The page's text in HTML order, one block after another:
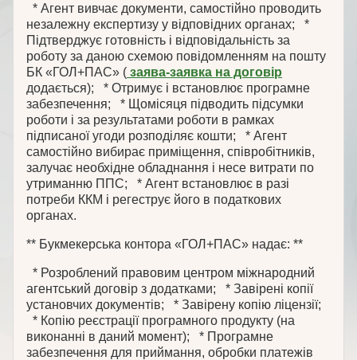
* Агент вивчає документи, самостійно проводить
незалежну експертизу у відповідних органах; *
Підтверджує готовність і відповідальність за
роботу за даною схемою повідомленням на пошту
БК «ГОЛ+ПАС» ( заява-заявка на договір
додається); * Отримує і встановлює програмне
забезпечення; * Щомісяця підводить підсумки
роботи і за результатами роботи в рамках
підписаної угоди розподіляє кошти; * Агент
самостійно вибирає приміщення, співробітників,
залучає необхідне обладнання і несе витрати по
утриманню ППС; * Агент встановлює в разі
потреби ККМ і регеструє його в податкових
органах.
** Букмекерська контора «ГОЛ+ПАС» надає: **
* Розроблений правовим центром міжнародний
агентський договір з додатками; * Завірені копії
установчих документів; * Завірену копію ліцензії;
* Копію реєстрації програмного продукту (на
виконанні в даний момент); * Програмне
забезпечення для приймання, обробки платежів